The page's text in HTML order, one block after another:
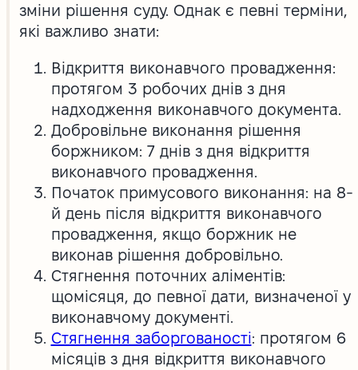
зміни рішення суду. Однак є певні терміни,
які важливо знати:
Відкриття виконавчого провадження:
протягом 3 робочих днів з дня
надходження виконавчого документа.
Добровільне виконання рішення
боржником: 7 днів з дня відкриття
виконавчого провадження.
Початок примусового виконання: на 8-
й день після відкриття виконавчого
провадження, якщо боржник не
виконав рішення добровільно.
Стягнення поточних аліментів:
щомісяця, до певної дати, визначеної у
виконавчому документі.
Стягнення заборгованості: протягом 6
місяців з дня відкриття виконавчого